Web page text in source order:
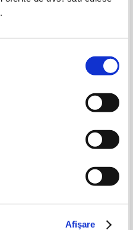
Afişare
Nicolae Steinhardt - Escale in
Pret:60,00 Lei
Adaugă în coș